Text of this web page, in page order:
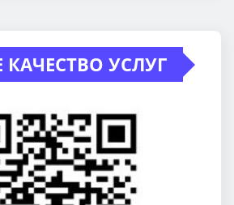
КАЧЕСТВО УСЛУГ